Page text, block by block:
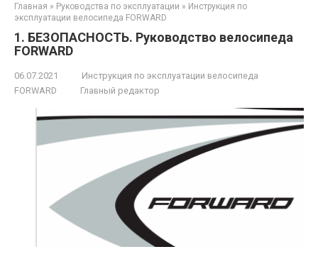
Главная » Руководства по эксплуатации » Инструкция по
эксплуатации велосипеда FORWARD
1. БЕЗОПАСНОСТЬ. Руководство велосипеда
FORWARD
06.07.2021
Инструкция по эксплуатации велосипеда
FORWARD
Главный редактор